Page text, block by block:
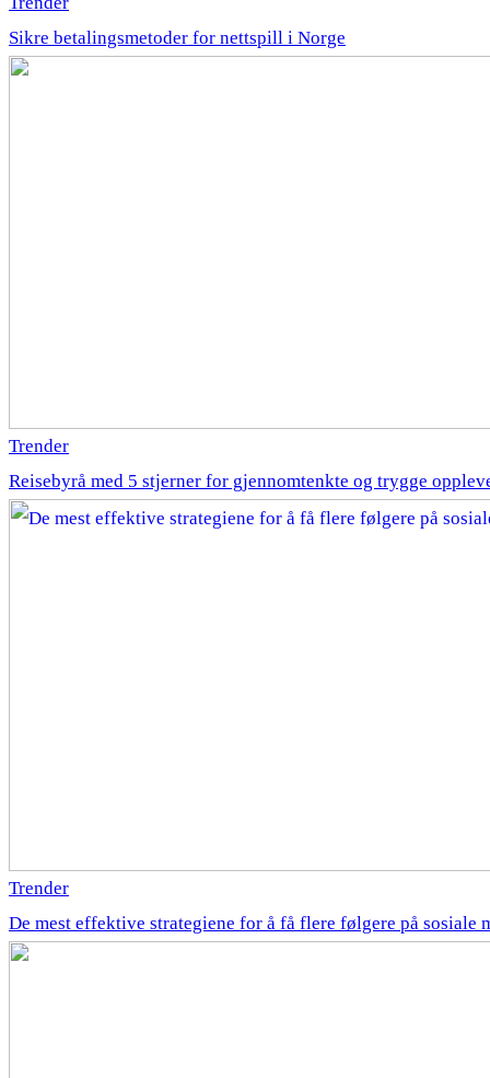
Sikre betalingsmetoder for nettspill i Norge
Trender
Reisebyrå med 5 stjerner for gjennomtenkte og trygge
Trender
De mest effektive strategiene for å få flere følgere på sosiale